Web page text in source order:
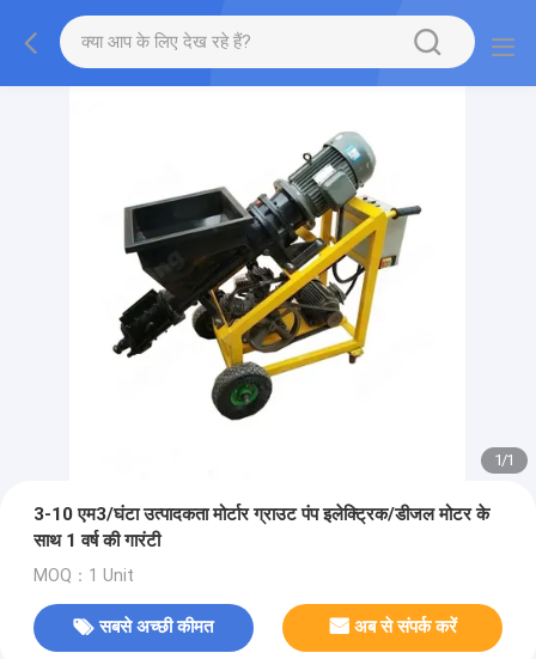
1/1
3-10 एम3/घंटा उत्पादकता मोर्टार ग्राउट पंप इलेक्ट्रिक/डीजल मोटर के
साथ 1 वर्ष की गारंटी
MOQ：1 Unit
सबसे अच्छी कीमत अब से संपर्क करें